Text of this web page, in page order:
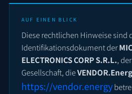
AUF EINEN BLICK
Diese rechtlichen Hinweise sind
Identifikationsdokument der
ELECTRONICS CORP S.R.L.,
Gesellschaft, die
https://vendor.energy